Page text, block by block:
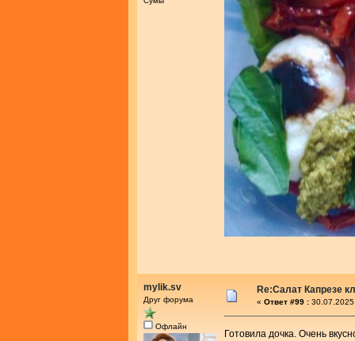
mylik.sv
Друг форума
Офлайн
Re:Салат Капрезе
« Ответ #99 :
Готовила дочка. Очень